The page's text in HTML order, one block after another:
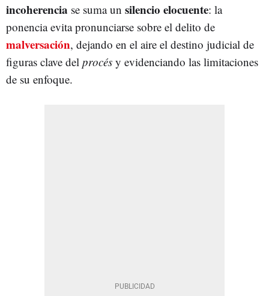
incoherencia se suma un silencio elocuente: la
ponencia evita pronunciarse sobre el delito de
malversación, dejando en el aire el destino judicial de
figuras clave del procés y evidenciando las limitaciones
de su enfoque.